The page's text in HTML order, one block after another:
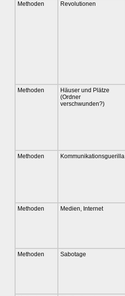
Methoden Revolutionen
Methoden
Häuser und Plätze
(Ordner
verschwunden?)
Methoden Kommunikationsguerilla
Methoden Medien, Internet
Methoden Sabotage